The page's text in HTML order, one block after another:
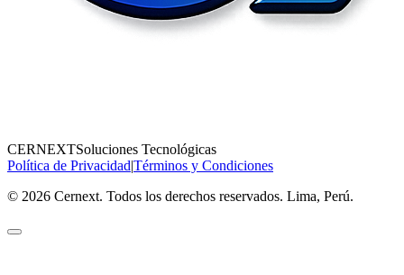
CERNEXTSoluciones Tecnológicas
Política de Privacidad|Términos y Condiciones
© 2026 Cernext. Todos los derechos reservados. Lima, Perú.